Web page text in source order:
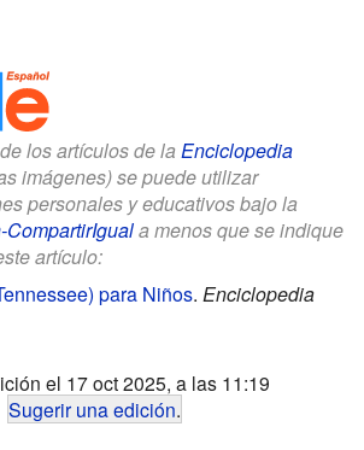
los artículos de la Enciclopedia
imágenes) se puede utilizar
personales y educativos bajo la
CompartirIguala menos que se indique
artículo:
para Niños. Enciclopedia
el 17 oct 2025, a las 11:19
Sugerir una edición.